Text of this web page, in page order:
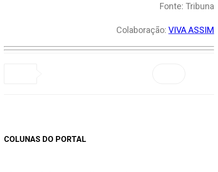
Fonte: Tribuna
Colaboração: VIVA ASSIM
COLUNAS DO PORTAL